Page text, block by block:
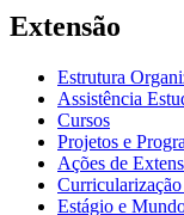
Extensão
Estrutura
Assistência
Cursos
Projetos e
Ações de
Estágio e